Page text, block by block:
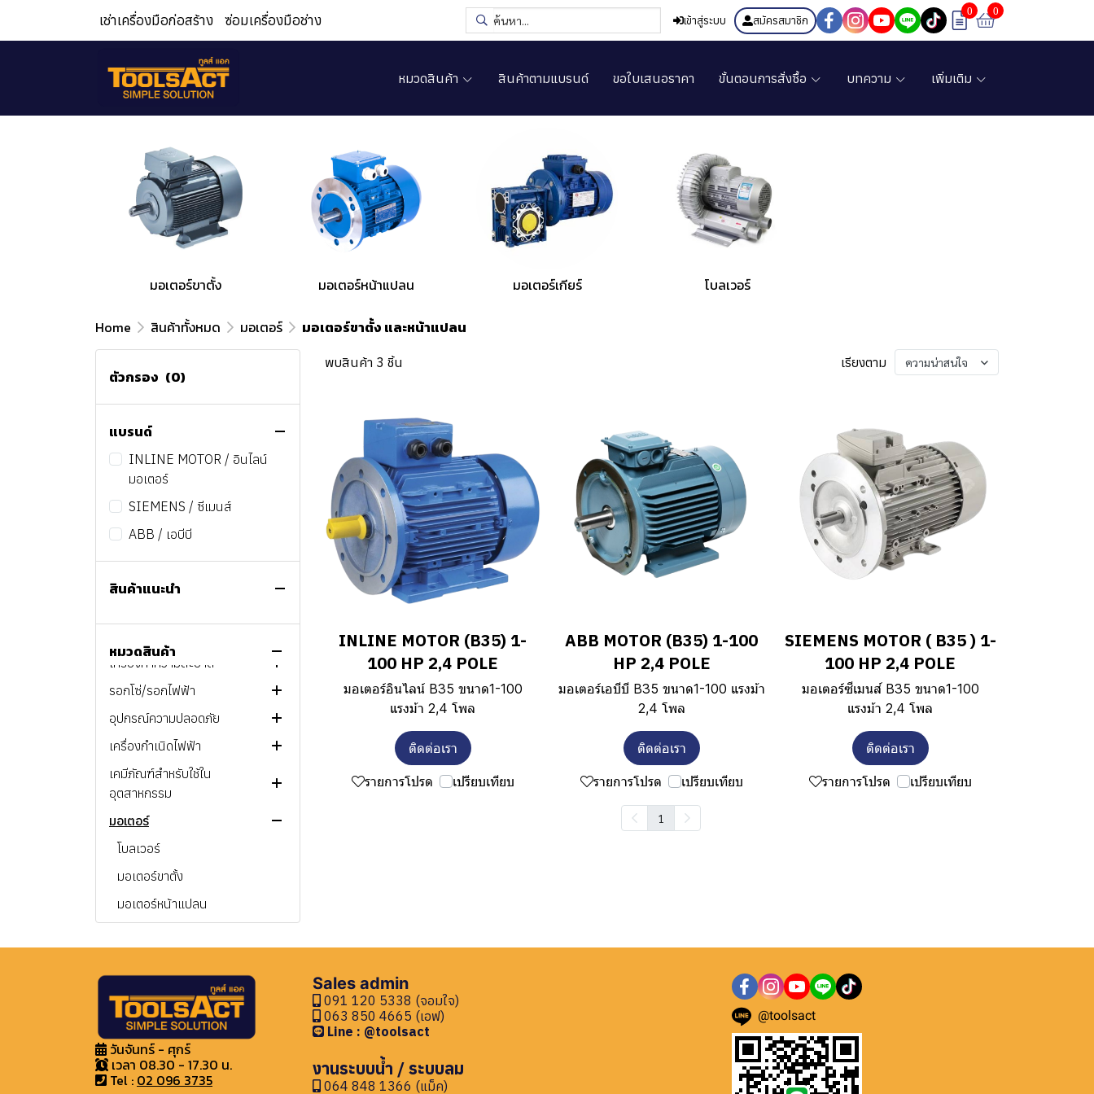
เช่าเครื่องมือก่อสร้าง ซ่อมเครื่องมือช่าง เข้าสู่ระบบ สมัครสมาชิก
0 0
หมวดสินค้า สินค้าตามแบรนด์ ขอใบเสนอราคา ขั้นตอนการสั่งซื้อ บทความ เพิ่มเติม
มอเตอร์ขาตั้ง มอเตอร์หน้าแปลน มอเตอร์เกียร์ โบลเวอร์
Home สินค้าทั้งหมด มอเตอร์ มอเตอร์ขาตั้ง และหน้าแปลน
ตัวกรอง (0)
แบรนด์
INLINE MOTOR / อินไลน์
มอเตอร์
SIEMENS / ซีเมนส์
ABB / เอบีบี
สินค้าแนะนำ
หมวดสินค้า
PROMOTION
สว่าง
ไฟส่องสว่าง CP
ปั๊มแบบอัตโนมัติ
ปั๊มหอยโข่ง
ปั๊มน้ำหลายใบพัดแนวนอน
ปั๊มน้ำหลายใบพัดแนวตั้ง
ปั๊มน้ำประกอบตามการใช้งาน
ทรานเฟอร์ปั๊ม
ถังแรงดัน
ปั๊มลม และเครื่องมือลม
ปั๊มลมลูกสูบไร้น้ำมันขนาดเล็ก
ปั๊มลมลูกสูบแบบไร้น้ำมัน
ปั๊มลมลูกสูบแบบน้ำมัน
Portable
เมนไลน์ฟิลเตอร์
นิวเมติกส์
เครื่องมืองานดิน
เครื่องมืองานคอนกรีต
เครื่องมือระบบไฮดรอลิก
อุปกรณ์อื่นๆ
เครื่องมือซ่อมบำรุงรางรถไฟ
เครื่องมือไฮดรอลิกแรงดันสูง
Bolting Tools
Cylinders & Jacks
เครื่องมือไฟฟ้าและไร้สาย
เครื่องมือไฟฟ้า
สว่านกระแทกไฟฟ้า
สกัดไฟฟ้า
เลื่อยไฟฟ้า
เครื่องตัด
เครื่องมืองานไม้
อุปกรณ์ระบายอากาศ
อุปกรณ์ต่างๆ
ดอกสว่าน SDS Plus
ดอกสว่านเจาะไม้
ดอกสว่านเจาพกระจก
ดอกสว่านเจาะกระเบื้อง
ดอกสกัด
ดอกเจาะเหล็ก
ดอกเจาะสแตนเลส
ดอกเจาะกระเบื้อง
ใบตัด/ใบเลื่อย
ใบตัดเหล็ก
ใบตัดสแตนเลส
ใบตัดคอนกรีต
ใบตัดอลูมิเนียม
ใบเลื่อย
อุปกรณ์ขัดและเจียร์
ใบเจียร์สแตนเลส
ใบขัด ปูน กระเบื้อง หินแกรนิต
แปรงลวดถ้วย แบบฝอย
แปรงลวดถ้วย พู่กัน
แปรงลวดถ้วย แบบถักเกลียว
แปรงลวดถ้วยแบบจาน แบบเต
เปอร์
แปรงลวดกลม แบบถักเกลียว
ตู้เชื่อม
ตู้เชื่อม MIG
เครื่องตัด Plasma
อุปกรณ์ไฟฟ้า
พุกเหล็ก
เครื่องมือจับ/ยึด
คีมปอกสายไฟ
คีมหุ้มฉนวน
คีมล็อค
ปากกาจับชิ้นงาน
แคลมป์จับชิ้นงาน
เครื่องมือขันยึด
เครื่องมือวัดระยะ
ตลับเมตร
ระดับน้ำ
เวอร์เนีย
อุปกรณ์ทั่วไป
เครื่องทำความสะอาด
เครื่องดูดฝุ่น แห้ง/เปียก
เครื่องขัดพื้น
เครื่องฉีดน้ำ
รอกโซ่/รอกไฟฟ้า
รอกโซ่มือโยก
รอกมือสาว
รอกโซ่ไฟฟ้า
รอกสลิงไฟฟ้า
อุปกรณ์ความปลอดภัย
อุปกรณ์ป้องกันทางเดินหายใจ
ชุดป้องกันสารเคมี
หน้ากากป้องกัน
เครื่องมือ และอุปกรณ์อื่นๆ
หมวกนิรภัย
รองเท้าเซฟตี้
เสื้อจราจร
ถุงมือ
อุปกรณ์ความปลอดภัยอื่นๆ
เครื่องกำเนิดไฟฟ้า
ดีเซล
เบนซิน
เคมีภัณฑ์สำหรับใช้ใน
อุตสาหกรรม
เคมีภัณฑ์
น้ำยาทำความสะอาด
ผลิตภัณฑ์ยาแนว
มอเตอร์
โบลเวอร์
มอเตอร์ขาตั้ง
มอเตอร์หน้าแปลน
เครื่องยนต์ และเครื่องมืองาน
สวน
เครื่องมืองานสวน
เครื่องยนต์
อะไหล่เครื่องมือช่าง
อะไหล่ปั๊มลม
พบสินค้า 3 ชิ้น เรียงตาม ความน่าสนใจ
INLINE MOTOR (B35) 1-
100 HP 2,4 POLE
มอเตอร์อินไลน์ B35 ขนาด1-100
แรงม้า 2,4 โพล
ติดต่อเรา
รายการโปรด เปรียบเทียบ
ABB MOTOR (B35) 1-100
HP 2,4 POLE
มอเตอร์เอบีบี B35 ขนาด1-100 แรงม้า
2,4 โพล
ติดต่อเรา
รายการโปรด เปรียบเทียบ
SIEMENS MOTOR ( B35 ) 1-
100 HP 2,4 POLE
มอเตอร์ซีเมนส์ B35 ขนาด1-100
แรงม้า 2,4 โพล
ติดต่อเรา
รายการโปรด เปรียบเทียบ
1
วันจันทร์ - ศุกร์
เวลา 08.30 - 17.30 น.
Tel : 02 096 3735
Sales admin
091 120 5338 (จอมใจ)
063 850 4665 (เอฟ)
Line : @toolsact
งานระบบน้ำ / ระบบลม
064 848 1366 (แม็ค)
@toolsact